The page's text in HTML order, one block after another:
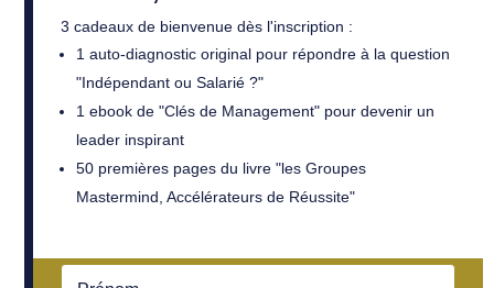
3 cadeaux de bienvenue dès l'inscription :
1 auto-diagnostic original pour répondre à la question
"Indépendant ou Salarié ?"
1 ebook de "Clés de Management" pour devenir un
leader inspirant
50 premières pages du livre "les Groupes
Mastermind, Accélérateurs de Réussite"